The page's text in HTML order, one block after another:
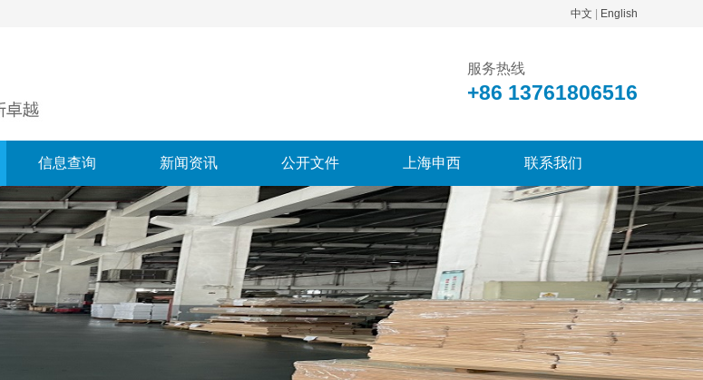
中文 English
服务热线
+86 13761806516
信息查询 新闻资讯 公开文件 上海申西 联系我们